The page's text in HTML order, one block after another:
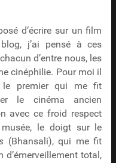
d’écrire sur un film
j’ai pensé à ces
d’entre nous, les
cinéphilie. Pour moi il
le premier qui me fit
le cinéma ancien
avec ce froid respect
le doigt sur le
(Bhansali), qui me fit
total,